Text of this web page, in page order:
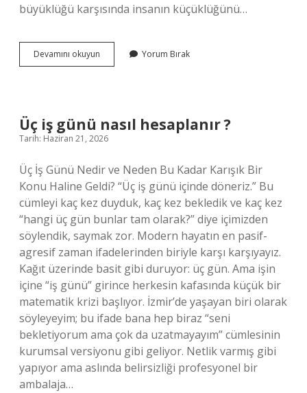
büyüklüğü karşısında insanın küçüklüğünü…
Devamını okuyun
uzay
Yorum Bırak
Üç iş günü nasıl hesaplanır ?
Tarih: Haziran 21, 2026
Üç İş Günü Nedir ve Neden Bu Kadar Karışık Bir
Konu Haline Geldi? “Üç iş günü içinde döneriz.” Bu
cümleyi kaç kez duyduk, kaç kez bekledik ve kaç kez
“hangi üç gün bunlar tam olarak?” diye içimizden
söylendik, saymak zor. Modern hayatın en pasif-
agresif zaman ifadelerinden biriyle karşı karşıyayız.
Kağıt üzerinde basit gibi duruyor: üç gün. Ama işin
içine “iş günü” girince herkesin kafasında küçük bir
matematik krizi başlıyor. İzmir’de yaşayan biri olarak
söyleyeyim; bu ifade bana hep biraz “seni
bekletiyorum ama çok da uzatmayayım” cümlesinin
kurumsal versiyonu gibi geliyor. Netlik varmış gibi
yapıyor ama aslında belirsizliği profesyonel bir
ambalaja…